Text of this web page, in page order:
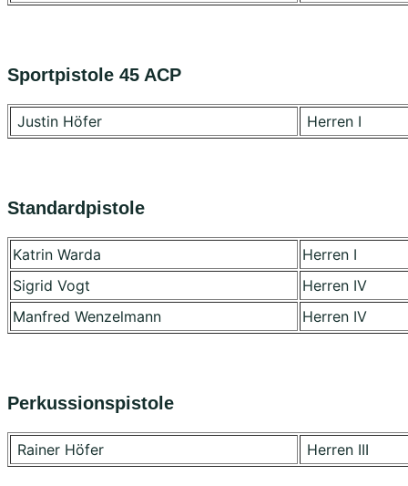
Sportpistole 45 ACP
Justin Höfer Herren I
Standardpistole
Katrin Warda
Herren I
Sigrid Vogt
Herren IV
Manfred Wenzelmann
Herren IV
Perkussionspistole
Rainer Höfer Herren III